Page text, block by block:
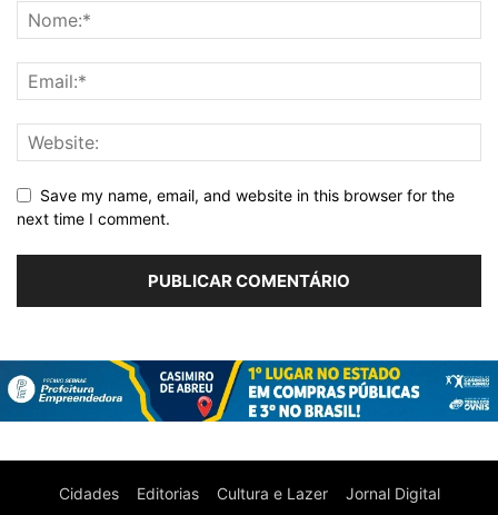
Save my name, email, and website in this browser for the
next time I comment.
Cidades Editorias Cultura e Lazer Jornal Digital